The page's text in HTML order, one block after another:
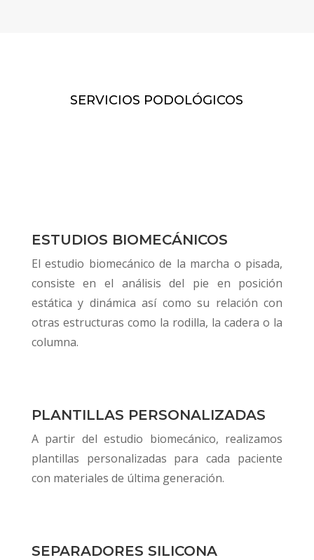
SERVICIOS PODOLÓGICOS
ESTUDIOS BIOMECÁNICOS
El estudio biomecánico de la marcha o pisada,
consiste en el análisis del pie en posición
estática y dinámica así como su relación con
otras estructuras como la rodilla, la cadera o la
columna.
PLANTILLAS PERSONALIZADAS
A partir del estudio biomecánico, realizamos
plantillas personalizadas para cada paciente
con materiales de última generación.
SEPARADORES SILICONA